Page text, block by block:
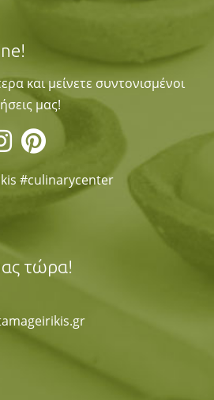
και μείνετε συντονισμένοι
μας!
#culinarycenter
τώρα!